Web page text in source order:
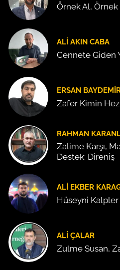
Örnek Al, Örnek
ALI AKIN CABA
Cennete Giden
ERSAN
Zafer Kimin
RAHMAN
Zalime Karşı,
Destek: Direniş
ALI EKBER
Hüseyni
ALI ÇALAR
Zulme Susan,